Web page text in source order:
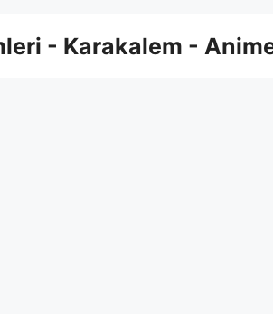
- Karakalem -